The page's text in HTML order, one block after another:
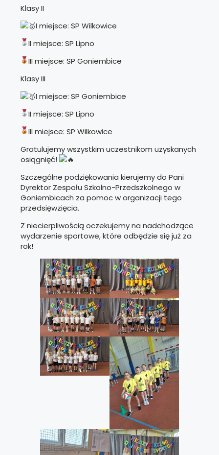
Klasy II
I miejsce: SP Wilkowice
II miejsce: SP Lipno
III miejsce: SP Goniembice
Klasy III
I miejsce: SP Goniembice
II miejsce: SP Lipno
III miejsce: SP Wilkowice
Gratulujemy wszystkim uczestnikom uzyskanych
osiągnięć!
Szczególne podziękowania kierujemy do Pani
Dyrektor Zespołu Szkolno-Przedszkolnego w
Goniembicach za pomoc w organizacji tego
przedsięwzięcia.
Z niecierpliwością oczekujemy na nadchodzące
wydarzenie sportowe, które odbędzie się już za
rok!